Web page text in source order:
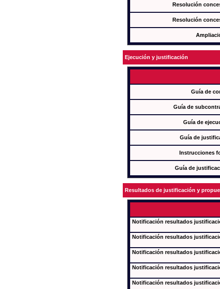
Resolución
Resolución
Ejecución y justificación
Guía de
Guía de
Guía de
Guía de
Instrucciones
Guía de
Resultados de justificación y
Notificación resultados
Notificación resultados
Notificación resultados
Notificación resultados
Notificación resultados